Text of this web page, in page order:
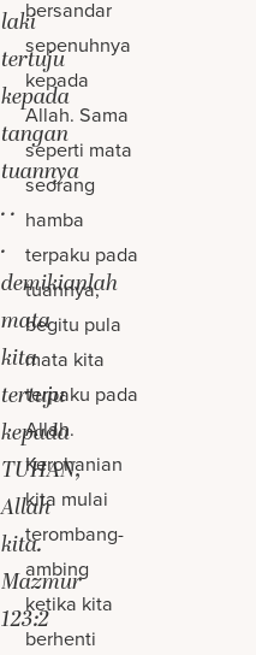
laki
tertuju
kepada
tangan
tuannya
. .
.
demikianlah
mata
kita
tertuju
kepada
TUHAN,
Allah
kita.
Mazmur
123:2
bersandar
sepenuhnya
kepada
Allah. Sama
seperti mata
seorang
hamba
terpaku pada
tuannya,
begitu pula
mata kita
terpaku pada
Allah.
Kerohanian
kita mulai
terombang-
ambing
ketika kita
berhenti